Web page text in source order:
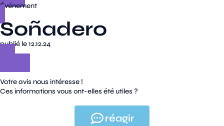
Événement
Soñadero
publié le 12.12.24
Votre avis nous intéresse !
Ces informations vous ont-elles été utiles ?
réagir